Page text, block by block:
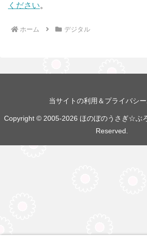
ください。
ホーム デジタル
当サイトの利用＆プライバシ
Copyright © 2005-2026 ほのぼのうさぎ☆ぶ
Reserved.